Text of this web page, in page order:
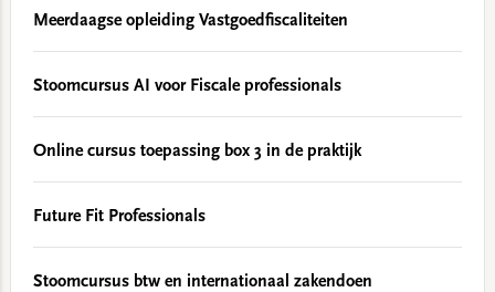
Meerdaagse opleiding Vastgoedfiscaliteiten
Stoomcursus AI voor Fiscale professionals
Online cursus toepassing box 3 in de praktijk
Future Fit Professionals
Stoomcursus btw en internationaal zakendoen